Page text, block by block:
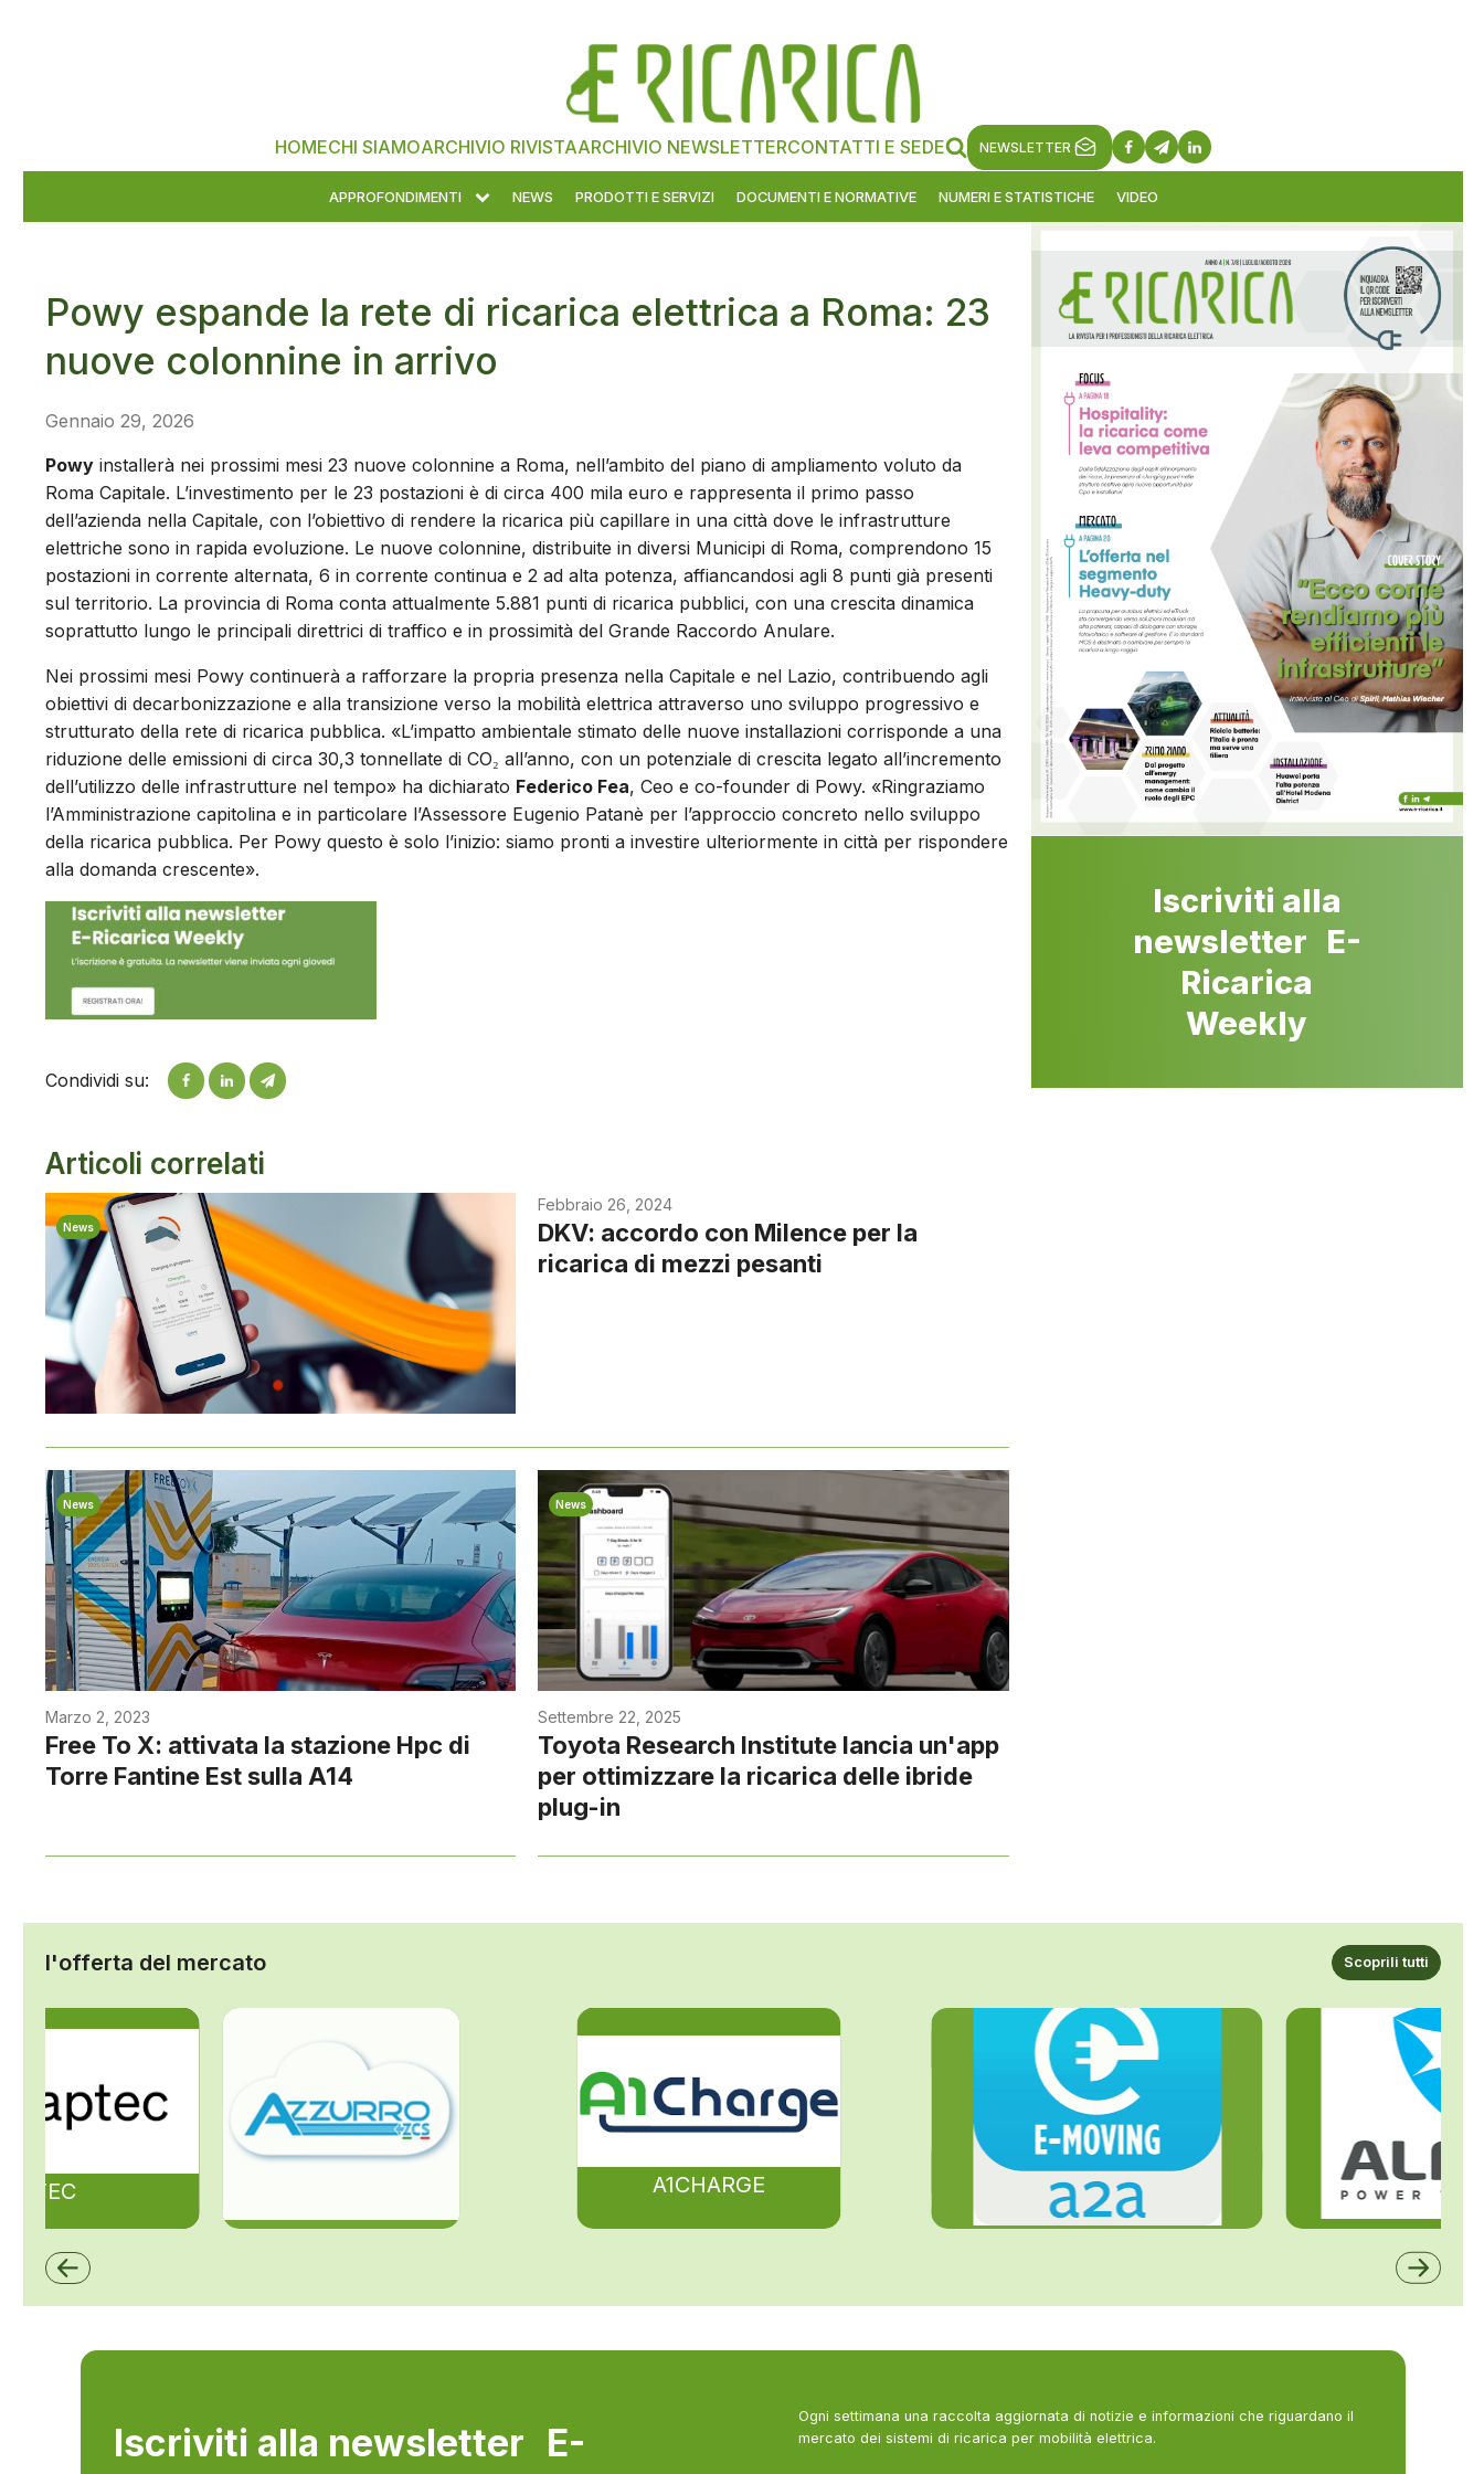
HOMECHI SIAMOARCHIVIO RIVISTAARCHIVIO NEWSLETTERCONTATTI E SEDE NEWSLETTER
APPROFONDIMENTI NEWS PRODOTTI E SERVIZI DOCUMENTI E NORMATIVE NUMERI E STATISTICHE VIDEO
Powy espande la rete di ricarica elettrica a Roma: 23
nuove colonnine in arrivo
Gennaio 29, 2026
Powy installerà nei prossimi mesi 23 nuove colonnine a Roma, nell’ambito del piano di ampliamento voluto da
Roma Capitale. L’investimento per le 23 postazioni è di circa 400 mila euro e rappresenta il primo passo
dell’azienda nella Capitale, con l’obiettivo di rendere la ricarica più capillare in una città dove le infrastrutture
elettriche sono in rapida evoluzione. Le nuove colonnine, distribuite in diversi Municipi di Roma, comprendono 15
postazioni in corrente alternata, 6 in corrente continua e 2 ad alta potenza, affiancandosi agli 8 punti già presenti
sul territorio. La provincia di Roma conta attualmente 5.881 punti di ricarica pubblici, con una crescita dinamica
soprattutto lungo le principali direttrici di traffico e in prossimità del Grande Raccordo Anulare.
Nei prossimi mesi Powy continuerà a rafforzare la propria presenza nella Capitale e nel Lazio, contribuendo agli
obiettivi di decarbonizzazione e alla transizione verso la mobilità elettrica attraverso uno sviluppo progressivo e
strutturato della rete di ricarica pubblica. «L’impatto ambientale stimato delle nuove installazioni corrisponde a una
riduzione delle emissioni di circa 30,3 tonnellate di CO₂ all’anno, con un potenziale di crescita legato all’incremento
dell’utilizzo delle infrastrutture nel tempo» ha dichiarato Federico Fea, Ceo e co-founder di Powy. «Ringraziamo
l’Amministrazione capitolina e in particolare l’Assessore Eugenio Patanè per l’approccio concreto nello sviluppo
della ricarica pubblica. Per Powy questo è solo l’inizio: siamo pronti a investire ulteriormente in città per rispondere
alla domanda crescente».
Condividi su:
Articoli correlati
News
Febbraio 26, 2024
DKV: accordo con Milence per la
ricarica di mezzi pesanti
News
Marzo 2, 2023
Free To X: attivata la stazione Hpc di
Torre Fantine Est sulla A14
News
Settembre 22, 2025
Toyota Research Institute lancia un'app
per ottimizzare la ricarica delle ibride
plug-in
Iscriviti alla
newsletter E-
Ricarica
Weekly
l'offerta del mercato Scoprili tutti
A1CHARGE
ZCS Azzurro
Iscriviti alla newsletter E-
Ogni settimana una raccolta aggiornata di notizie e informazioni che riguardano il
mercato dei sistemi di ricarica per mobilità elettrica.